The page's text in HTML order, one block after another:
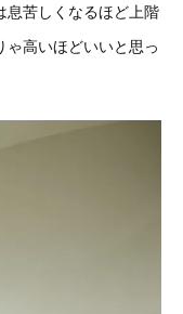
息苦しくなるほど上階
ゃ高いほどいいと思っ